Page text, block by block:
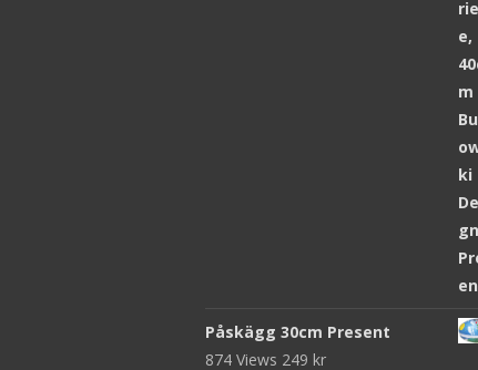
Påskägg 30cm Present
874 Views 249 kr